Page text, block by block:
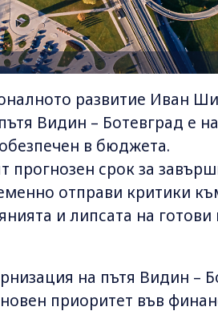
развитие Иван
Видин – Ботевград е
в бюджета.
прогнозен срок за
отправи критики
и липсата на
на пътя Видин –
приоритет във